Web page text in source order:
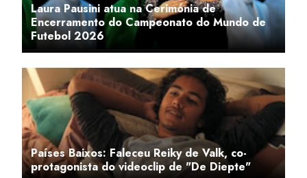
Laura Pausini atua na Cerimónia de
Encerramento do Campeonato do Mundo de
Futebol 2026
Países Baixos: Faleceu Reiky de Valk, co-
protagonista do videoclip de "De Diepte"